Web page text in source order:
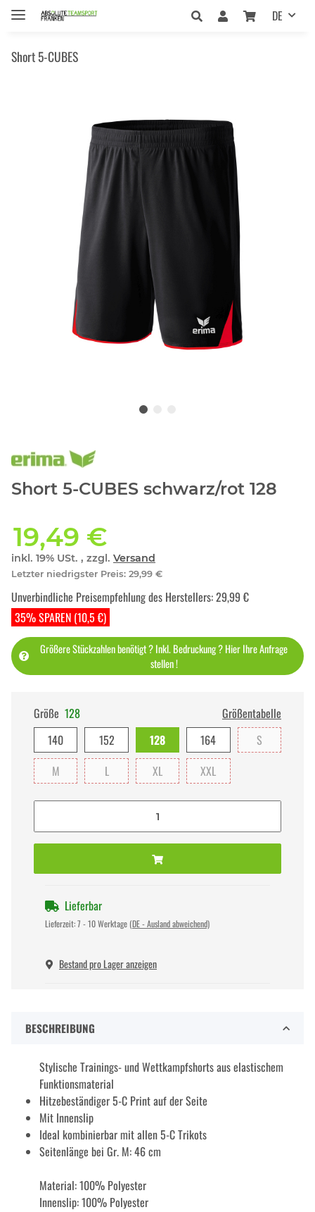
DE
Short 5-CUBES
Short 5-CUBES schwarz/rot 128
19,49 €
inkl. 19% USt. , zzgl. Versand
Letzter niedrigster Preis: 29,99 €
35% SPAREN (10,5 €)
Unverbindliche Preisempfehlung des Herstellers:29,99 €
Größere Stückzahlen benötigt ? Inkl. Bedruckung ? Hier Ihre Anfrage
stellen !
Größe 128
Größentabelle
140
152 128 164
S
M
L XL XXL
Lieferbar
Lieferzeit:7 - 10 Werktage (DE - Ausland abweichend)
Bestand pro Lager anzeigen
BESCHREIBUNG
Stylische Trainings- und Wettkampfshorts aus elastischem
Funktionsmaterial
Hitzebeständiger 5-C Print auf der Seite
Mit Innenslip
Ideal kombinierbar mit allen 5-C Trikots
Seitenlänge bei Gr. M: 46 cm
Material: 100% Polyester
Innenslip: 100% Polyester